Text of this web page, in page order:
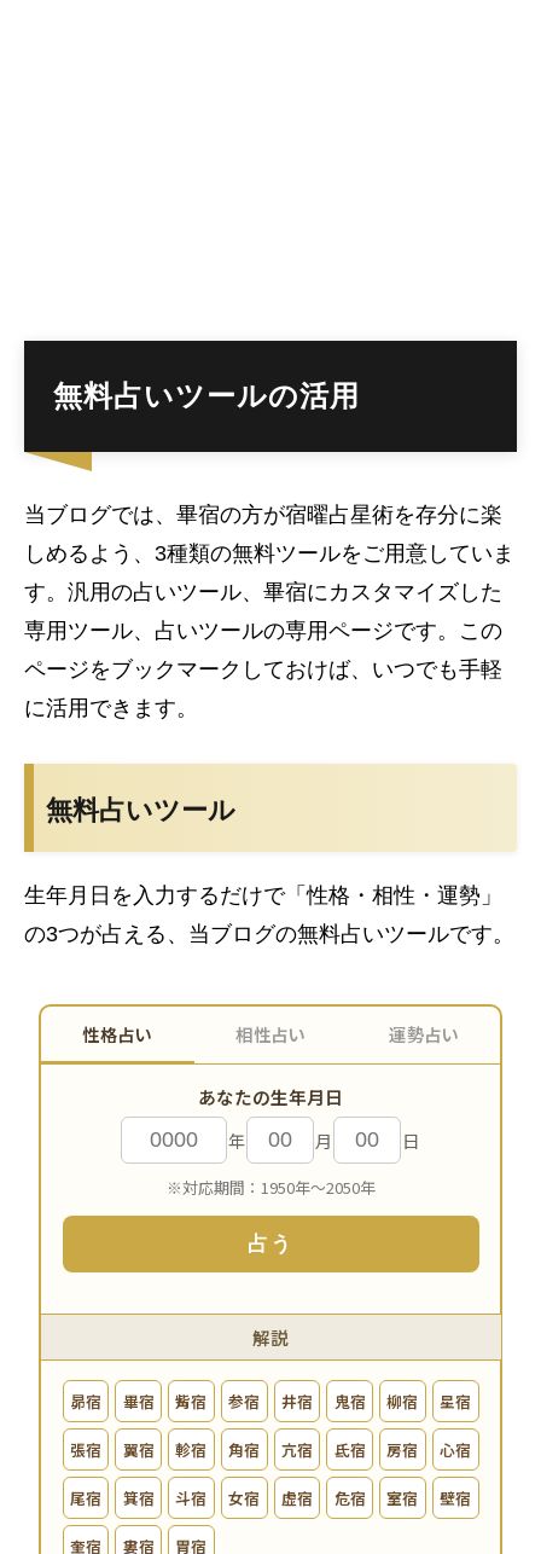
無料占いツールの活用
当ブログでは、畢宿の方が宿曜占星術を存分に楽
しめるよう、3種類の無料ツールをご用意していま
す。汎用の占いツール、畢宿にカスタマイズした
専用ツール、占いツールの専用ページです。この
ページをブックマークしておけば、いつでも手軽
に活用できます。
無料占いツール
生年月日を入力するだけで「性格・相性・運勢」
の3つが占える、当ブログの無料占いツールです。